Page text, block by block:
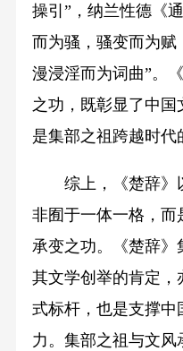
操引”，纳兰性德《
而为骚，骚变而为赋
漫浸淫而为词曲”。
之功，既彰显了中国
是集部之祖跨越时代
综上，《楚辞》
非囿于一体一格，而
承变之功。《楚辞
其文学创举的肯定，
式标杆，也是支撑中
力。集部之祖与文